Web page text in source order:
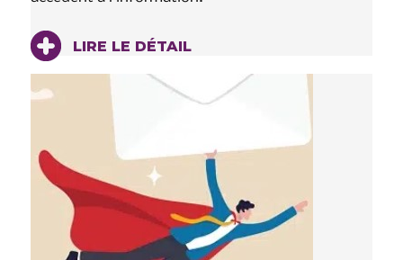
LIRE LE DÉTAIL